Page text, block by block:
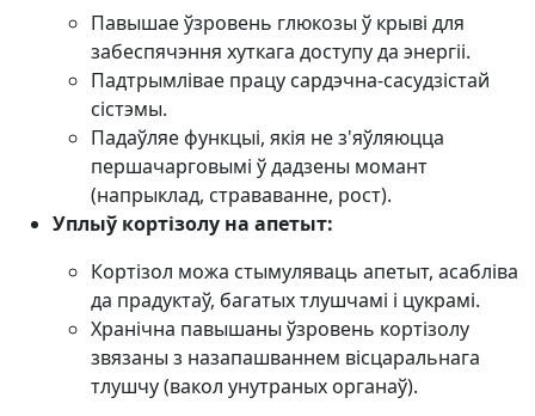
Павышае ўзровень глюкозы ў крыві для
забеспячэння хуткага доступу да энергіі.
Падтрымлівае працу сардэчна-сасудзістай
сістэмы.
Падаўляе функцыі, якія не з'яўляюцца
першачарговымі ў дадзены момант
(напрыклад, страваванне, рост).
Уплыў кортізолу на апетыт:
Кортізол можа стымуляваць апетыт, асабліва
да прадуктаў, багатых тлушчамі і цукрамі.
Хранічна павышаны ўзровень кортізолу
звязаны з назапашваннем вісцаральнага
тлушчу (вакол унутраных органаў).